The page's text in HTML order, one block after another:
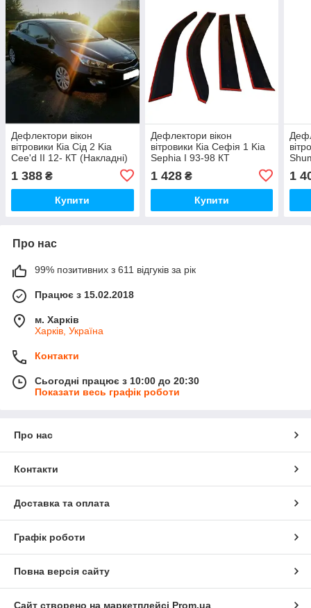
Дефлектори вікон
вітровики Кіа Сід 2 Kia
Cee'd II 12- КТ (Накладні)
1 388 ₴
Купити
Дефлектори вікон
вітровики Кіа Сефія 1 Kia
Sephia I 93-98 КТ
1 428₴
Купити
1
Про нас
99% позитивних з 611 відгуків за рік
Працює з 15.02.2018
м. Харків
Харків, Україна
Контакти
Сьогодні працює з 10:00 до 20:30
Показати весь графік роботи
Про нас
Контакти
Доставка та оплата
Графік роботи
Повна версія сайту
Сайт створено на маркетплейсі Prom.ua